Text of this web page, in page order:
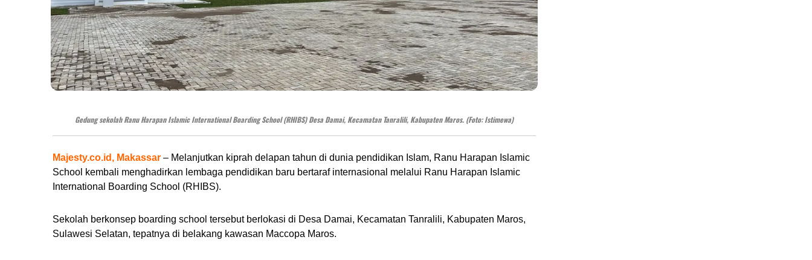
Gedung sekolah Ranu Harapan Islamic International Boarding School (RHIBS) Desa Damai, Kecamatan Tanralili, Kabupaten Maros. (Foto: Istimewa)
Majesty.co.id, Makassar – Melanjutkan kiprah delapan tahun di dunia pendidikan Islam, Ranu Harapan Islamic
School kembali menghadirkan lembaga pendidikan baru bertaraf internasional melalui Ranu Harapan Islamic
International Boarding School (RHIBS).
Sekolah berkonsep boarding school tersebut berlokasi di Desa Damai, Kecamatan Tanralili, Kabupaten Maros,
Sulawesi Selatan, tepatnya di belakang kawasan Maccopa Maros.